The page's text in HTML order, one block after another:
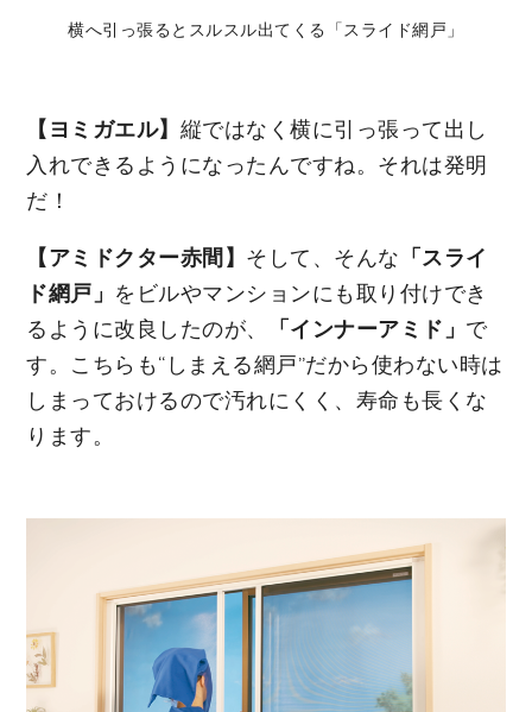
横へ引っ張るとスルスル出てくる「スライド網戸」
【ヨミガエル】 縦ではなく横に引っ張って出し
入れできるようになったんですね。それは発明
だ！
【アミドクター赤間】 そして、そんな 「スライ
ド網戸」 をビルやマンションにも取り付けでき
るように改良したのが、
「インナーアミド」 で
す。こちらも“しまえる網戸”だから使わない時は
しまっておけるので汚れにくく、寿命も長くな
ります。